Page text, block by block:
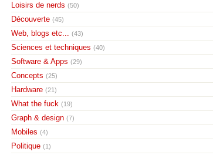
Loisirs de nerds (50)
Découverte (45)
Web, blogs etc... (43)
Sciences et techniques (40)
Software & Apps (29)
Concepts (25)
Hardware (21)
What the fuck (19)
Graph & design (7)
Mobiles (4)
Politique (1)